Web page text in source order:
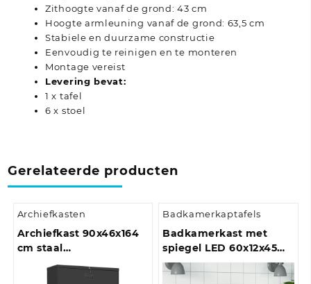
Zithoogte vanaf de grond: 43 cm
Hoogte armleuning vanaf de grond: 63,5 cm
Stabiele en duurzame constructie
Eenvoudig te reinigen en te monteren
Montage vereist
Levering bevat:
1 x tafel
6 x stoel
Gerelateerde producten
Archiefkasten
Archiefkast 90x46x164
cm staal
antracietkleurig
Badkamerkaptafels
Badkamerkast met
spiegel LED 60x12x45
acryl sonoma
eikenkleurig